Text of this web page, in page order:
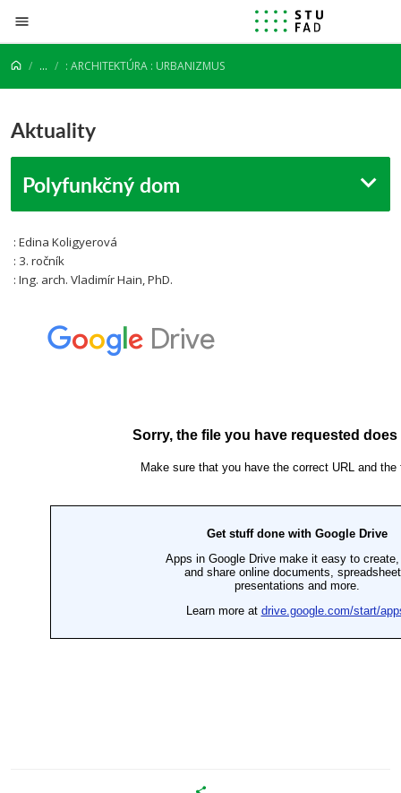
Prejsť na obsah
... : ARCHITEKTÚRA : URBANIZMUS
Aktuality
Polyfunkčný dom
: Edina Koligyerová
: 3. ročník
: Ing. arch. Vladimír Hain, PhD.